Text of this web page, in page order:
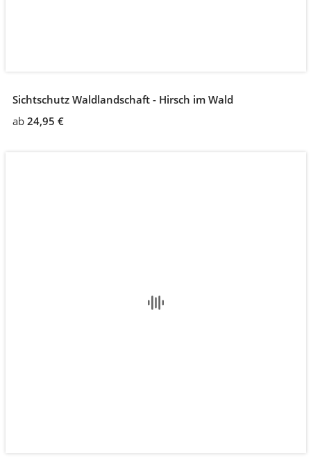
Sichtschutz Waldlandschaft - Hirsch im Wald
ab 24,95 €